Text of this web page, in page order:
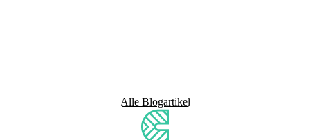
Alle Blogartikel